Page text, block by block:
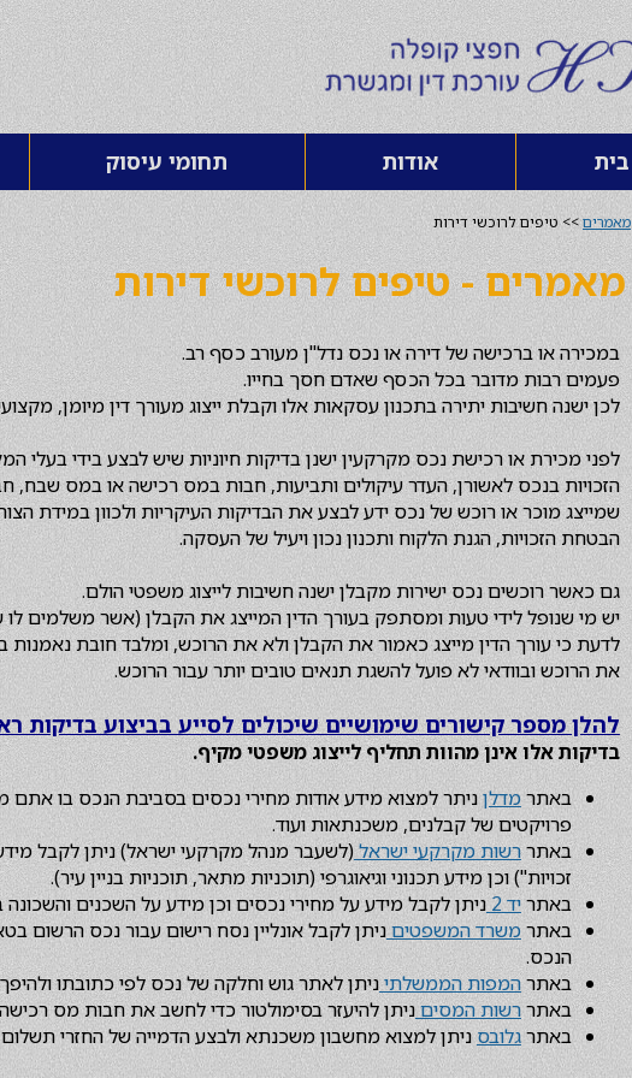
בית אודות תחומי עיסוק
מאמרים>> טיפים לרוכשי דירות
במכירה או ברכישה של דירה או נכס נדל"ן מעורב כסף רב.
פעמים רבות מדובר בכל הכסף שאדם חסך בחייו.
לכן ישנה חשיבות יתירה בתכנון עסקאות אלו וקבלת ייצוג מעורך דין מיומן,
לפני מכירת או רכישת נכס מקרקעין ישנן בדיקות חיוניות שיש לבצע בידי
הזכויות בנכס לאשורן, העדר עיקולים ותביעות, חבות במס רכישה או במס שבח,
שמייצג מוכר או רוכש של נכס ידע לבצע את הבדיקות העיקריות ולכוון במידת
הבטחת הזכויות, הגנת הלקוח ותכנון נכון ויעיל של העסקה.
גם כאשר רוכשים נכס ישירות מקבלן ישנה חשיבות לייצוג משפטי הולם.
יש מי שנופל לידי טעות ומסתפק בעורך הדין המייצג את הקבלן (אשר משלמים
לדעת כי עורך הדין מייצג כאמור את הקבלן ולא את הרוכש, ומלבד חובת נאמנות
את הרוכש ובוודאי לא פועל להשגת תנאים טובים יותר עבור הרוכש.
להלן מספר קישורים שימושיים שיכולים לסייע בביצוע בדיקות
בדיקות אלו אינן מהוות תחליף לייצוג משפטי מקיף.
באתרמדלןניתר למצוא מידע אודות מחירי נכסים בסביבת הנכס בו אתם
פרויקטים של קבלנים, משכנתאות ועוד.
באתררשות מקרקעי ישראל(לשעבר מנהל מקרקעי ישראל) ניתן לקבל
זכויות") וכן מידע תכנוני וגיאוגרפי (תוכניות מתאר, תוכניות בניין עיר).
באתריד 2 ניתן לקבל מידע על מחירי נכסים וכן מידע על השכנים
באתרמשרד המשפטיםניתן לקבל אונליין נסח רישום עבור נכס הרשום
הנכס.
באתרהמפות הממשלתיניתן לאתר גוש וחלקה של נכס לפי כתובתו
באתררשות המסיםניתן להיעזר בסימולטור כדי לחשב את חבות מס רכישה
באתרגלובסניתן למצוא מחשבון משכנתא ולבצע הדמייה של החזרי תשלום
מאמרים - טיפים לרוכשי דירות